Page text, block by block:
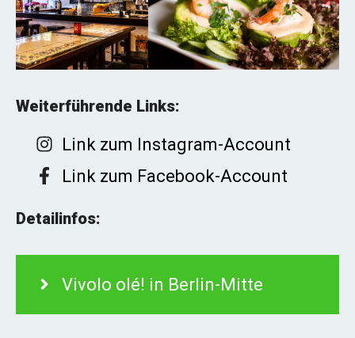
Weiterführende Links:
Link zum Instagram-Account
Link zum Facebook-Account
Detailinfos:
Vivolo olé! in Berlin-Mitte